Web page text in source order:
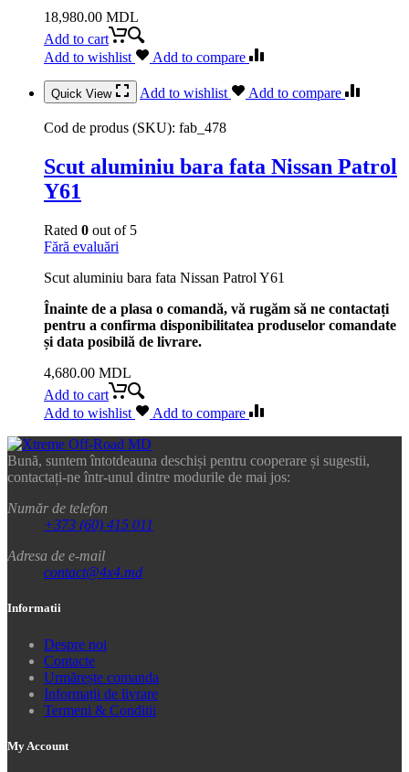
18,980.00 MDL
Add to cart
Add to wishlist
Add to compare
Quick View Add to wishlist Add to compare
Cod de produs (SKU): fab_478
Scut aluminiu bara fata Nissan Patrol
Y61
Rated 0 out of 5
Fără evaluări
Scut aluminiu bara fata Nissan Patrol Y61
Înainte de a plasa o comandă, vă rugăm să ne contactați
pentru a confirma disponibilitatea produselor comandate
și data posibilă de livrare.
4,680.00 MDL
Add to cart
Add to wishlist
Add to compare
Bună, suntem întotdeauna deschiși pentru cooperare și sugestii,
contactați-ne într-unul dintre modurile de mai jos:
Număr de telefon
+373 (60) 415 011
Adresa de e-mail
contact@4x4.md
Informatii
Despre noi
Contacte
Urmărește comanda
Informații de livrare
Termeni & Conditii
My Account